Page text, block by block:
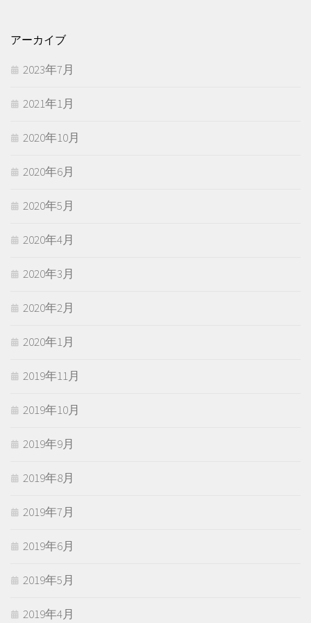
アーカイブ
2023年7月
2021年1月
2020年10月
2020年6月
2020年5月
2020年4月
2020年3月
2020年2月
2020年1月
2019年11月
2019年10月
2019年9月
2019年8月
2019年7月
2019年6月
2019年5月
2019年4月